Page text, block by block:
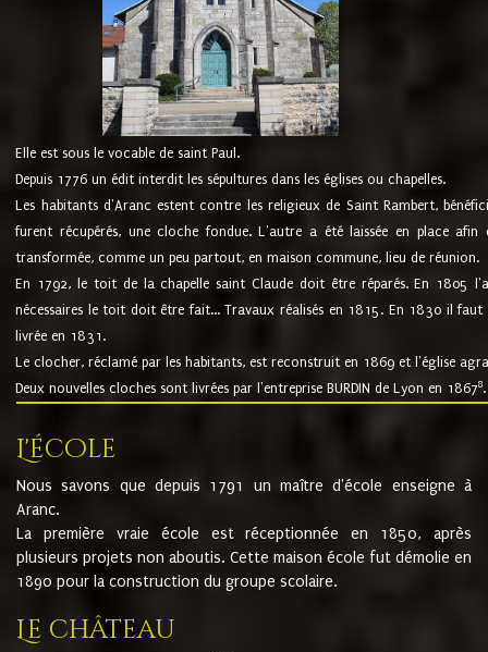
Elle est sous le vocable de saint Paul.
Depuis 1776 un édit interdit les sépultures dans les églises ou chapelles.
Les habitants d'Aranc estent contre les religieux de Saint Rambert,
furent récupérés, une cloche fondue. L'autre a été laissée en place
transformée, comme un peu partout, en maison commune, lieu de réunion.
En 1792, le toit de la chapelle saint Claude doit être réparés. En 1805
nécessaires le toit doit être fait... Travaux réalisés en 1815. En 1830 il
livrée en 1831.
Le clocher, réclamé par les habitants, est reconstruit en 1869 et l'église
Deux nouvelles cloches sont livrées par l'entreprise BURDIN de Lyon en 18678.
L'école
Nous savons que depuis 1791 un maître d'école enseigne à
Aranc.
La première vraie école est réceptionnée en 1850, après
plusieurs projets non aboutis. Cette maison école fut démolie en
1890 pour la construction du groupe scolaire.
Le château